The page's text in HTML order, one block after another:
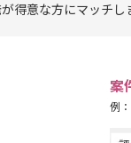
得意な方にマッチし
案
例